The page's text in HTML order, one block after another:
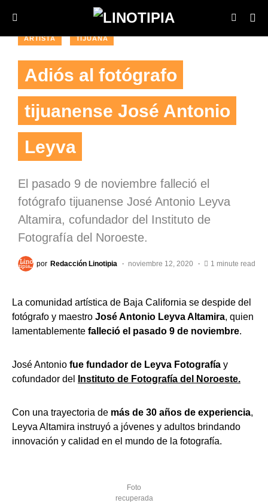
ARTISTA TIJUANA
Adiós al fotógrafo
tijuanense José Antonio
Leyva
El pasado 9 de noviembre falleció el
fotógrafo tijuanense José Antonio Leyva
Altamira, cofundador del Instituto de
Fotografía del Noroeste.
por Redacción Linotipia noviembre 12, 2020 1 minute read
La comunidad artística de Baja California se despide del
fotógrafo y maestro José Antonio Leyva Altamira, quien
lamentablemente falleció el pasado 9 de noviembre.
José Antonio fue fundador de Leyva Fotografía y
cofundador del
Instituto de Fotografía del Noroeste.
Con una trayectoria de más de 30 años de experiencia,
Leyva Altamira instruyó a jóvenes y adultos brindando
innovación y calidad en el mundo de la fotografía.
Foto
recuperada